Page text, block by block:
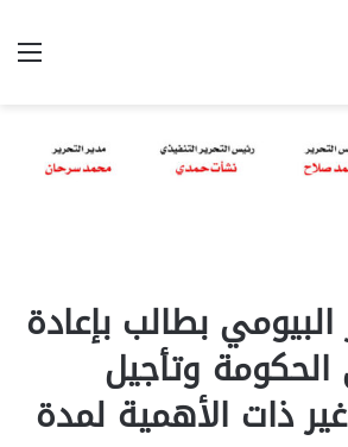
بطالب بإعادة
الحكومة وتأجيل
ذات الأهمية لمدة